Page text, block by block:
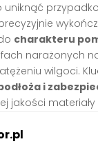
uniknąć
charakteru
narażonych
wilgoci.
i
jakości